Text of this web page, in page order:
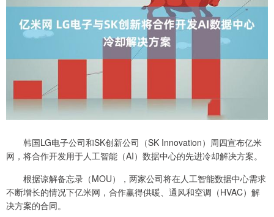
韩国LG电子公司和SK创新公司（SK Innovation）周四宣布亿米
网，将合作开发用于人工智能（AI）数据中心的先进冷却解决方案。
根据谅解备忘录（MOU），两家公司将在人工智能数据中心需求
不断增长的情况下亿米网，合作赢得供暖、通风和空调（HVAC）解
决方案的合同。